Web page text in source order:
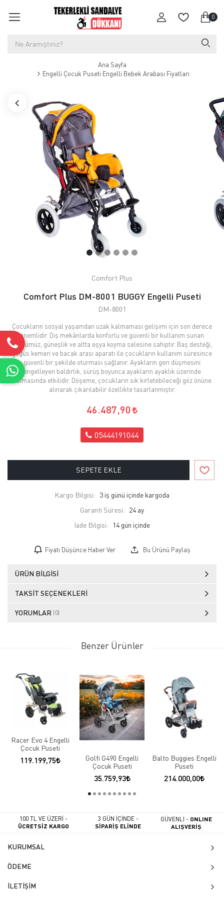
0
Ana Sayfa
Engelli Çocuk Puseti Engelli Bebek Arabası Fiyatları
Comfort Plus
Comfort Plus DM-8001 BUGGY Engelli Puseti
DM-8001
Çocukların sosyal yaşamdan uzak kalmaması gelişimi için son derece
önemlidir. Dış mekânlarda konforlu ve güvenli bir kullanım sunan
ürünümüz, güneşlik ve altta eşya koyma selesine sahiptir. Baş desteği,
göğüs kemeri ve bacak arası aparatı ile çocukların kullanım süresince
güvenli bir şekilde oturması sağlanır. Ayakların geri düşmesini
engelleyen baldırlık, sürüş boyunca ayakların ayaklık üzerinde
kalmasında etkilidir. Döşeme, çocukların sık kirletebileceği göz önüne
alınarak çıkarılabilir özellikte tasarlanmıştır.
46.487,90
05444191044
SEPETE EKLE
Kargo Bilgisi: 3 iş günü içinde kargoda
Garanti Süresi: 24 ay
İade Bilgisi:
Fiyatı Düşünce Haber Ver Bu Ürünü Paylaş
ÜRÜN BILGISI
TAKSIT SEÇENEKLERI
YORUMLAR (0)
Benzer Ürünler
Racer Evo 4 Engelli
Çocuk Puseti
119.199,75
Golfi G490 Engelli
Çocuk Puseti
35.759,93
Balto Buggies Engelli
Puseti
214.000,00
100 TL VE ÜZERİ -
ÜCRETSİZ KARGO
3 GÜN İÇİNDE -
SİPARİŞ ELİNDE
GÜVENLİ - ONLINE
ALIŞVERİŞ
KURUMSAL
ÖDEME
İLETİŞİM